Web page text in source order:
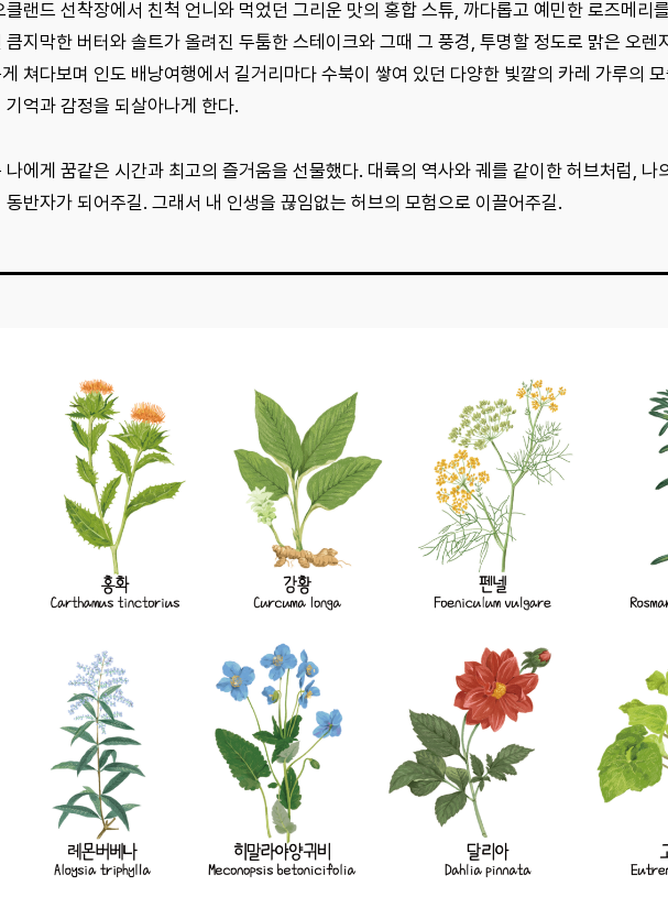
클랜드 선착장에서 친척 언니와 먹었던 그리운 맛의 홍합 스튜, 까다롭고 예민한 로즈메리
큼지막한 버터와 솔트가 올려진 두툼한 스테이크와 그때 그 풍경, 투명할 정도로 맑은 오렌
쳐다보며 인도 배낭여행에서 길거리마다 수북이 쌓여 있던 다양한 빛깔의 카레 가루의
기억과 감정을 되살아나게 한다.
나에게 꿈같은 시간과 최고의 즐거움을 선물했다. 대륙의 역사와 궤를 같이한 허브처럼, 나
동반자가 되어주길. 그래서 내 인생을 끊임없는 허브의 모험으로 이끌어주길.